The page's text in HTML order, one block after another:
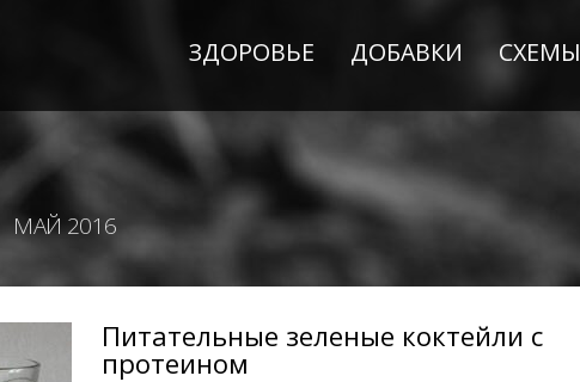
ЗДОРОВЬЕ ДОБАВКИ СХЕМЫ
МАЙ 2016
Питательные зеленые коктейли с
протеином